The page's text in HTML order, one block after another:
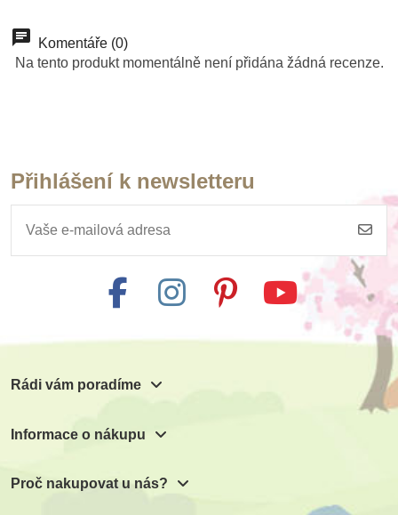
Skladem
PlanToys Brašna s
615 Kč 1 299 Kč
Komentáře (0)
Na tento produkt momentálně není přidána žádná recenze.
Přihlášení k newsletteru
Rádi vám poradíme
Informace o nákupu
Proč nakupovat u nás?